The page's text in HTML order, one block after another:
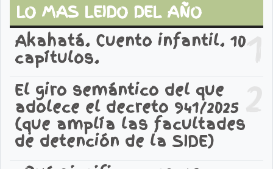
LO MAS LEIDO DEL AÑO
1
Akahatá. Cuento infantil. 10
capítulos.
2
El giro semántico del que
adolece el decreto 941/2025
(que amplía las facultades
de detención de la SIDE)